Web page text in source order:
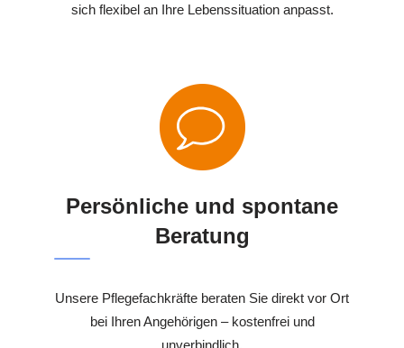
sich flexibel an Ihre Lebenssituation anpasst.
Persönliche und spontane
Beratung
Unsere Pflegefachkräfte beraten Sie direkt vor Ort
bei Ihren Angehörigen – kostenfrei und